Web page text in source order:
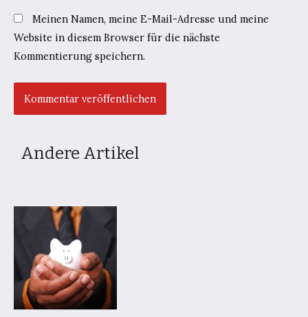
Meinen Namen, meine E-Mail-Adresse und meine
Website in diesem Browser für die nächste
Kommentierung speichern.
Andere Artikel